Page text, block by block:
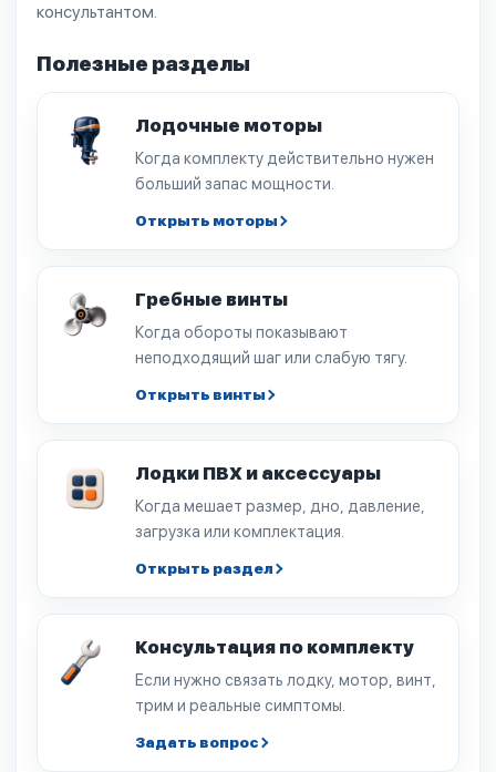
консультантом.
Полезные разделы
Лодочные моторы
Когда комплекту действительно нужен
больший запас мощности.
Открыть моторы
Гребные винты
Когда обороты показывают
неподходящий шаг или слабую тягу.
Открыть винты
Лодки ПВХ и аксессуары
Когда мешает размер, дно, давление,
загрузка или комплектация.
Открыть раздел
Консультация по комплекту
Если нужно связать лодку, мотор, винт,
трим и реальные симптомы.
Задать вопрос